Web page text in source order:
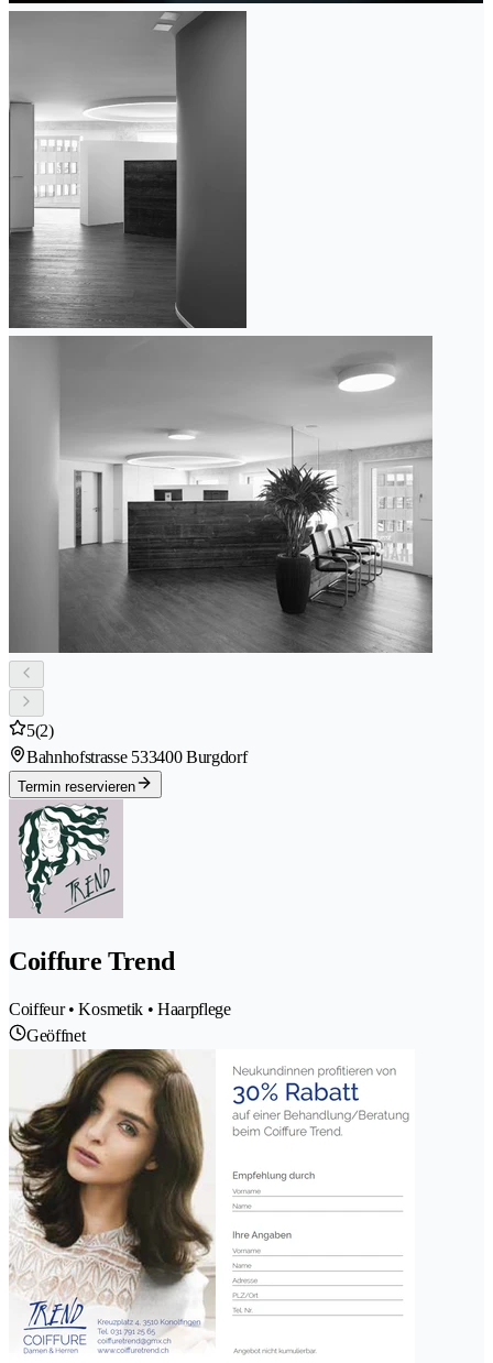
5(2)
Bahnhofstrasse 533400 Burgdorf
Termin reservieren
Coiffure Trend
Coiffeur • Kosmetik • Haarpflege
Geöffnet